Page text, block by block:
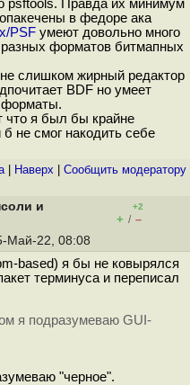
psftools. Правда их минимум
в федоре ака
PSFумеют довольно много
форматов битмапных
слишком жирный редактор
BDF но умеет
форматы.
что я был бы крайне
не смог накодить себе
| Наверх Cообщить модератору
и
+2
+ / –
Май-22, 08:08
based) я бы не ковырялся
терминуса и переписал
я подразумеваю GUI-
"черное".